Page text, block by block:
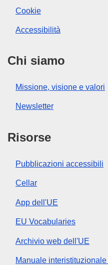
Cookie
Accessibilità
Chi siamo
Missione, visione e valori
Newsletter
Risorse
Pubblicazioni accessibili
Cellar
App dell'UE
EU Vocabularies
Archivio web dell'UE
Manuale